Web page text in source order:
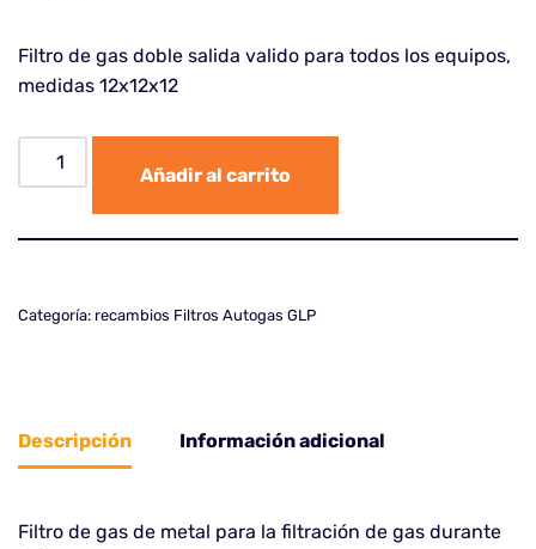
Filtro de gas doble salida valido para todos los equipos,
medidas 12x12x12
Añadir al carrito
Categoría: recambios Filtros Autogas GLP
Descripción Información adicional
Filtro de gas de metal para la filtración de gas durante